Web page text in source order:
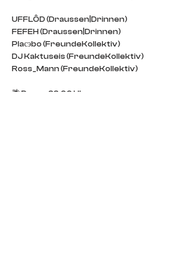
UFFLÔD (Draussen|Drinnen)
FEFEH (Draussen|Drinnen)
Plaсэbo (FreundeKollektiv)
DJ Kaktuseis (FreundeKollektiv)
Ross_Mann (FreundeKollektiv)
🌴 Doors 22:00 Uhr